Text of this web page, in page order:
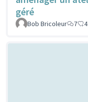
géré
Bob Bricoleur 7